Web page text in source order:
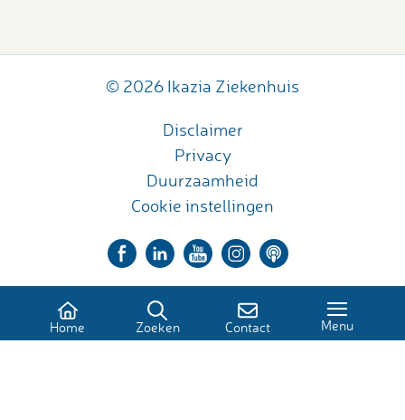
© 2026 Ikazia Ziekenhuis
Disclaimer
Privacy
Duurzaamheid
Cookie instellingen
Home Zoeken Contact Menu